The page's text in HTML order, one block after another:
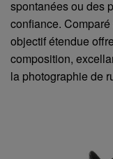
spontanées ou des
confiance.
objectif étendue
composition,
la photographie de